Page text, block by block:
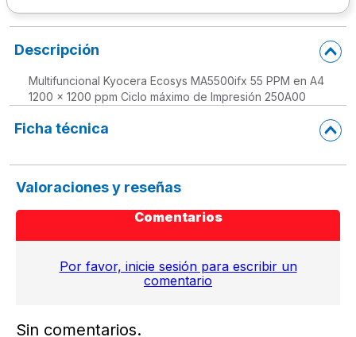
Descripción
Multifuncional Kyocera Ecosys MA5500ifx 55 PPM en A4
1200 x 1200 ppm Ciclo máximo de Impresión 250A00
Ficha técnica
Valoraciones y reseñas
Comentarios
Por favor, inicie sesión para escribir un
comentario
Sin comentarios.